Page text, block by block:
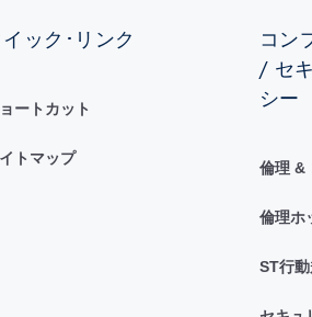
イック･リンク
ートカット
トマップ
コン
/ セ
シー
倫理 &
倫理ホ
ST行